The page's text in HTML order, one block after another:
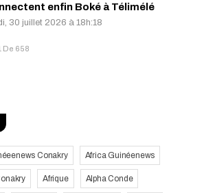
enfin Boké à Télimélé
30 juillet 2026 à 18h:18
De 658
Conakry Africa Guinéenews
Afrique Alpha Conde